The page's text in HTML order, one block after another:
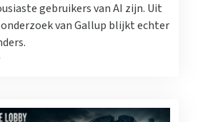
gebruikers van AI zijn. Uit
van Gallup blijkt echter